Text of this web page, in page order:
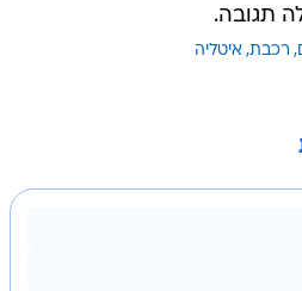
תגובה.
רכבת איטליה